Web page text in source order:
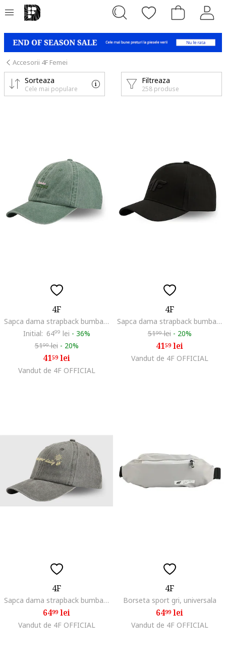
Accesorii 4F Femei
Filtreaza
258 produse
Sorteaza
Cele mai populare
4F
Sapca dama strapback bumbac verde 56cm
Initial: 6499 lei - 36%
5199lei - 20%
4159lei
Vandut de 4F OFFICIAL
4F
Sapca dama strapback bumbac negru 56cm
5199lei - 20%
4159lei
Vandut de 4F OFFICIAL
4F
Sapca dama strapback bumbac gri 56cm XS/S
6499lei
Vandut de 4F OFFICIAL
4F
Borseta sport gri, universala
6499lei
Vandut de 4F OFFICIAL